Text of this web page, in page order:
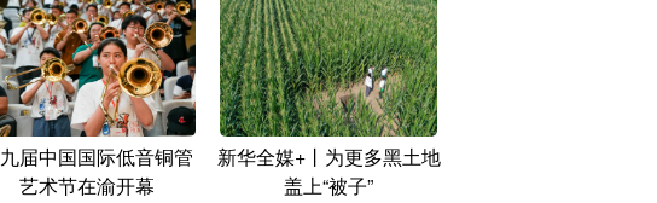
届中国国际低音铜管
艺术节在渝开幕
新华全媒+丨为更多黑土地
盖上“被子”